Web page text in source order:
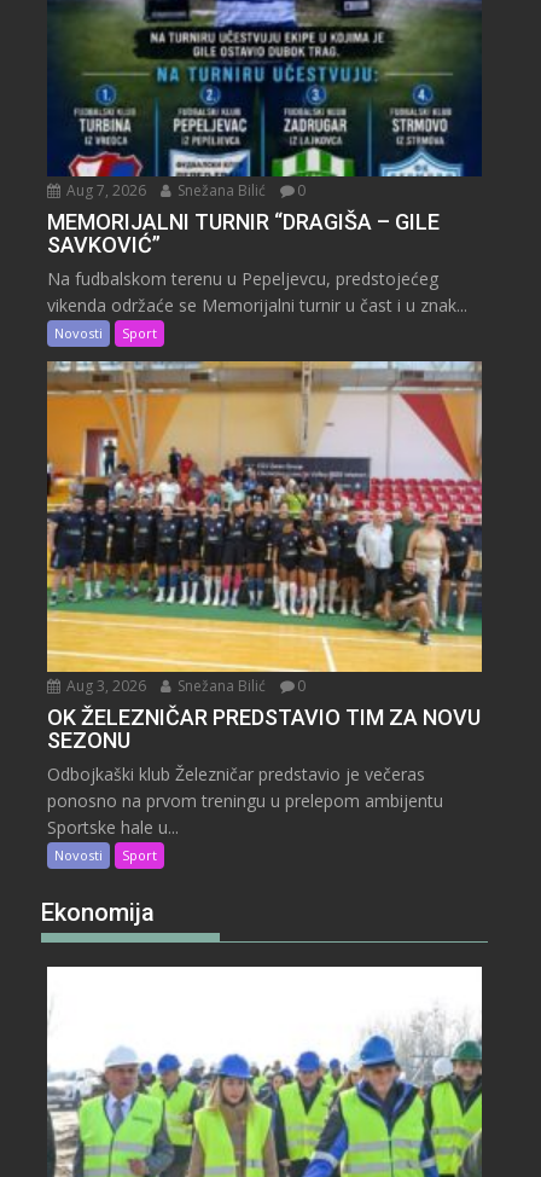
Aug 7, 2026 Snežana Bilić 0
MEMORIJALNI TURNIR “DRAGIŠA – GILE
SAVKOVIĆ”
Na fudbalskom terenu u Pepeljevcu, predstojećeg
vikenda održaće se Memorijalni turnir u čast i u znak...
Novosti Sport
Aug 3, 2026 Snežana Bilić 0
OK ŽELEZNIČAR PREDSTAVIO TIM ZA NOVU
SEZONU
Odbojkaški klub Železničar predstavio je večeras
ponosno na prvom treningu u prelepom ambijentu
Sportske hale u...
Novosti Sport
Ekonomija